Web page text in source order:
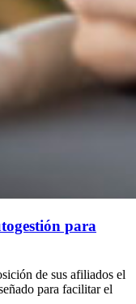
para
de sus afiliados el
para facilitar el